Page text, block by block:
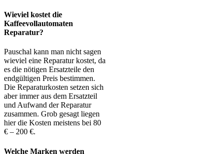
Wieviel kostet die
Kaffeevollautomaten
Reparatur?
Pauschal kann man nicht sagen
wieviel eine Reparatur kostet, da
es die nötigen Ersatzteile den
endgültigen Preis bestimmen.
Die Reparaturkosten setzen sich
aber immer aus dem Ersatzteil
und Aufwand der Reparatur
zusammen. Grob gesagt liegen
hier die Kosten meistens bei 80
€ – 200 €.
Welche Marken werden